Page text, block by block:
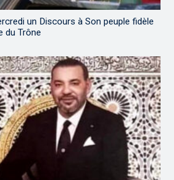
un Discours à Son peuple fidèle
du Trône